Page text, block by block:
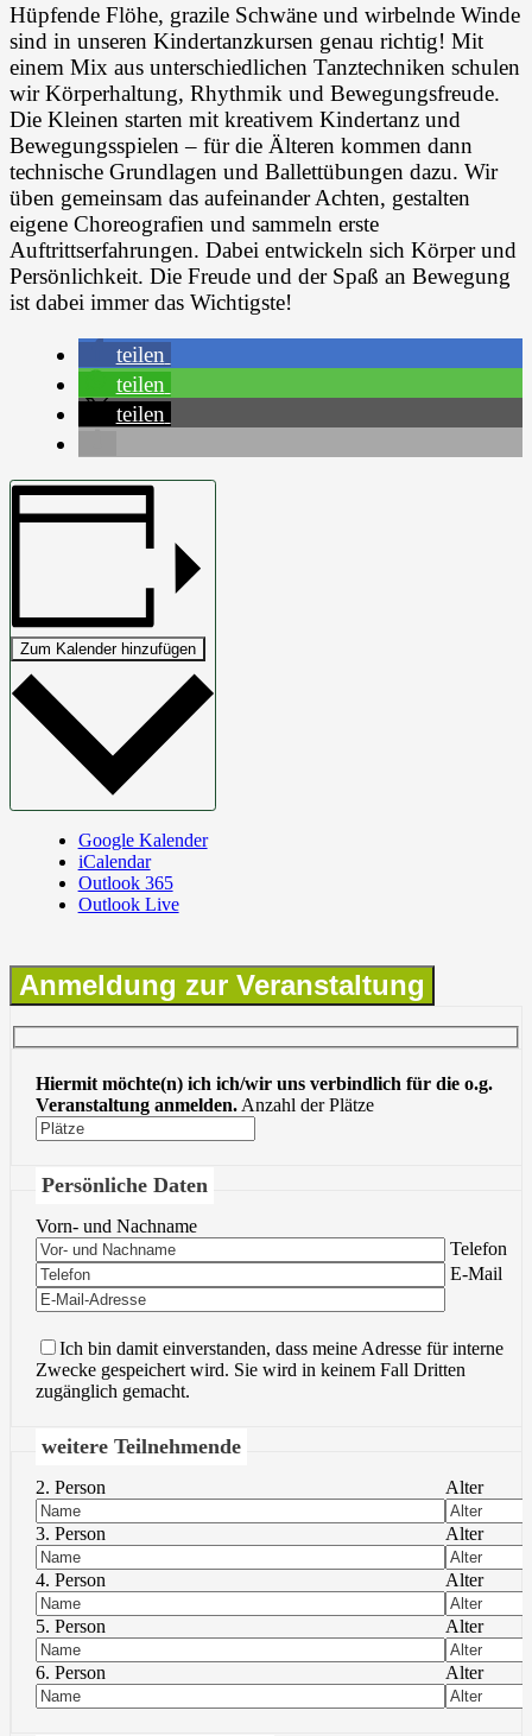
Hüpfende Flöhe, grazile Schwäne und wirbelnde Winde
sind in unseren Kindertanzkursen genau richtig! Mit
einem Mix aus unterschiedlichen Tanztechniken schulen
wir Körperhaltung, Rhythmik und Bewegungsfreude.
Die Kleinen starten mit kreativem Kindertanz und
Bewegungsspielen – für die Älteren kommen dann
technische Grundlagen und Ballettübungen dazu. Wir
üben gemeinsam das aufeinander Achten, gestalten
eigene Choreografien und sammeln erste
Auftrittserfahrungen. Dabei entwickeln sich Körper und
Persönlichkeit. Die Freude und der Spaß an Bewegung
ist dabei immer das Wichtigste!
teilen
teilen
teilen
Zum Kalender hinzufügen
Google Kalender
iCalendar
Outlook 365
Outlook Live
Anmeldung zur Veranstaltung
Hiermit möchte(n) ich ich/wir uns verbindlich für die o.g.
Veranstaltung anmelden.Anzahl der Plätze
Persönliche Daten
Vorn- und Nachname
Bitte lasse
Telefon
Bitte lasse
E-Mail
Ich bin damit einverstanden, dass meine Adresse für interne
Zwecke gespeichert wird. Sie wird in keinem Fall Dritten
zugänglich gemacht.
weitere Teilnehmende
2. Person Alter
3. Person Alter
4. Person Alter
5. Person Alter
6. Person Alter